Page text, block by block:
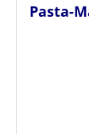
Pasta-